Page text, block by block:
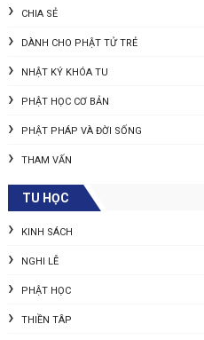
CHIA SẺ
DÀNH CHO PHẬT TỬ TRẺ
NHẬT KÝ KHÓA TU
PHẬT HỌC CƠ BẢN
PHẬT PHÁP VÀ ĐỜI SỐNG
THAM VẤN
TU HỌC
KINH SÁCH
NGHI LỄ
PHẬT HỌC
THIỀN TÂP